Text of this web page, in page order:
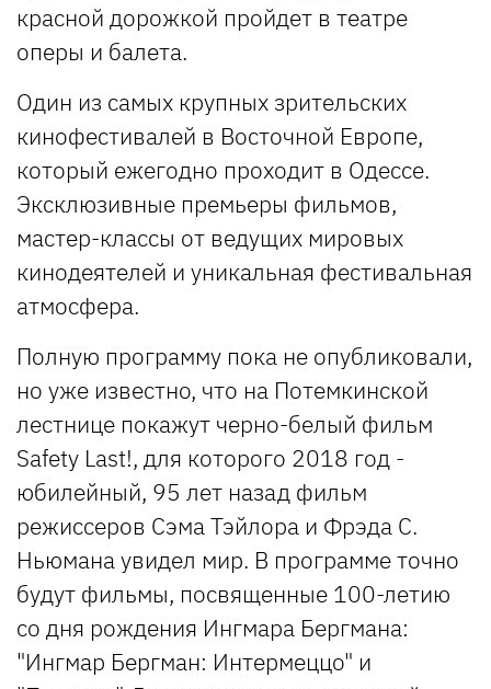
красной дорожкой пройдет в театре
оперы и балета.
Один из самых крупных зрительских
кинофестивалей в Восточной Европе,
который ежегодно проходит в Одессе.
Эксклюзивные премьеры фильмов,
мастер-классы от ведущих мировых
кинодеятелей и уникальная фестивальная
атмосфера.
Полную программу пока не опубликовали,
но уже известно, что на Потемкинской
лестнице покажут черно-белый фильм
Safety Last!, для которого 2018 год -
юбилейный, 95 лет назад фильм
режиссеров Сэма Тэйлора и Фрэда С.
Ньюмана увидел мир. В программе точно
будут фильмы, посвященные 100-летию
со дня рождения Ингмара Бергмана:
"Ингмар Бергман: Интермеццо" и